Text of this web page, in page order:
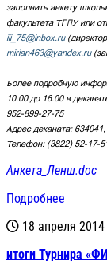
заполнить анкету
факультета ТГПУ или
iii_75@inbox.ru
mirian463@yandex.ru
Более подробную
10.00 до 16.00 в
952-899-27-75
Адрес деканата:
Телефон: (3822) 52-17-
Анкета_Ленш.doc
Подробнее
18 апреля 2014
итоги Турнира